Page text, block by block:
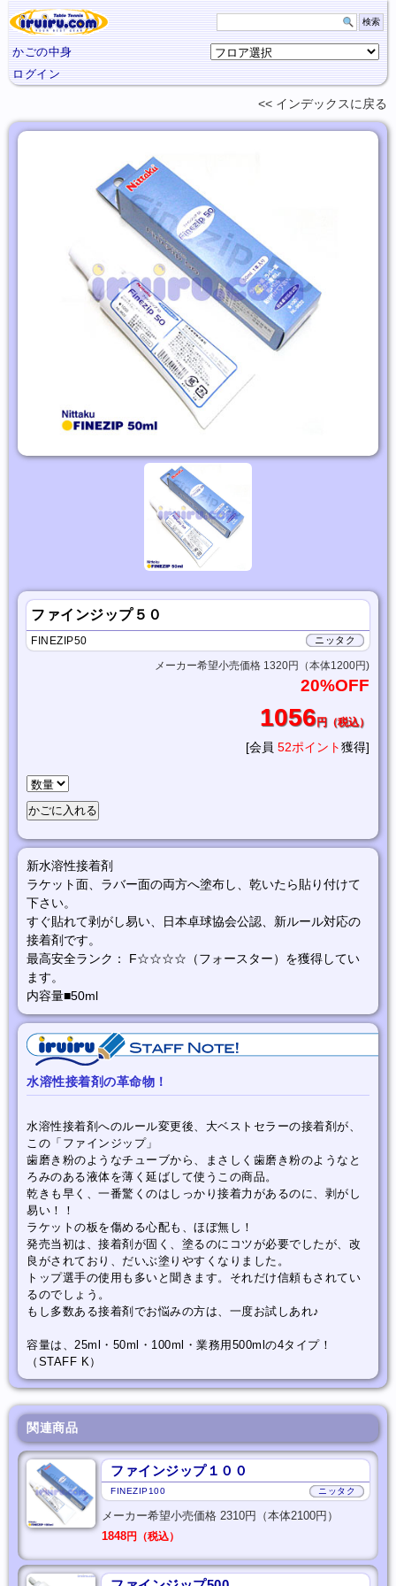
かごの中身
ログイン
インデックスに 戻る
ファインジップ５０
ニッタク
FINEZIP50
メーカー希望小売価格 1320円（本体1200円)
20%OFF
1056円（税込）
[会員 52ポイント獲得]
新水溶性接着剤
ラケット面、ラバー面の両方へ塗布し、乾いたら貼り付けて
下さい。
すぐ貼れて剥がし易い、日本卓球協会公認、新ルール対応の
接着剤です。
最高安全ランク： F☆☆☆☆（フォースター）を獲得してい
ます。
内容量■50ml
水溶性接着剤の革命物！
水溶性接着剤へのルール変更後、大ベストセラーの接着剤が、
この「ファインジップ」
歯磨き粉のようなチューブから、まさしく歯磨き粉のようなと
ろみのある液体を薄く延ばして使うこの商品。
乾きも早く、一番驚くのはしっかり接着力があるのに、剥がし
易い！！
ラケットの板を傷める心配も、ほぼ無し！
発売当初は、接着剤が固く、塗るのにコツが必要でしたが、改
良がされており、だいぶ塗りやすくなりました。
トップ選手の使用も多いと聞きます。それだけ信頼もされてい
るのでしょう。
もし多数ある接着剤でお悩みの方は、一度お試しあれ♪
容量は、25ml・50ml・100ml・業務用500mlの4タイプ！
（STAFF K）
関連商品
ファインジップ１００
ニッタク
FINEZIP100
メーカー希望小売価格 2310円（本体2100円）
1848円（税込）